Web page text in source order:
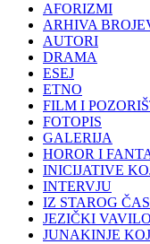
AFORIZMI
ARHIVA
AUTORI
DRAMA
ESEJ
ETNO
FILM I
FOTOPIS
GALERIJA
HOROR I
INICIJATIVE
INTERVJU
IZ STAROG
JEZIČKI
JUNAKINJE